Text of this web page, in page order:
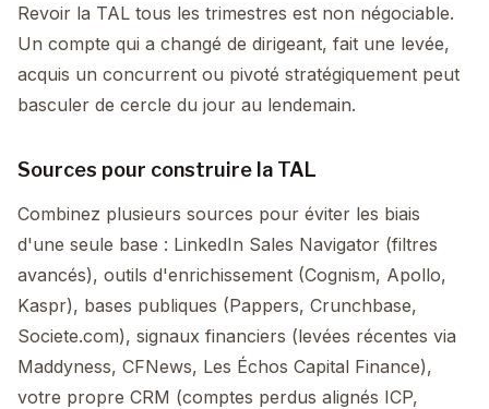
Revoir la TAL tous les trimestres est non négociable.
Un compte qui a changé de dirigeant, fait une levée,
acquis un concurrent ou pivoté stratégiquement peut
basculer de cercle du jour au lendemain.
Sources pour construire la TAL
Combinez plusieurs sources pour éviter les biais
d'une seule base : LinkedIn Sales Navigator (filtres
avancés), outils d'enrichissement (Cognism, Apollo,
Kaspr), bases publiques (Pappers, Crunchbase,
Societe.com), signaux financiers (levées récentes via
Maddyness, CFNews, Les Échos Capital Finance),
votre propre CRM (comptes perdus alignés ICP,